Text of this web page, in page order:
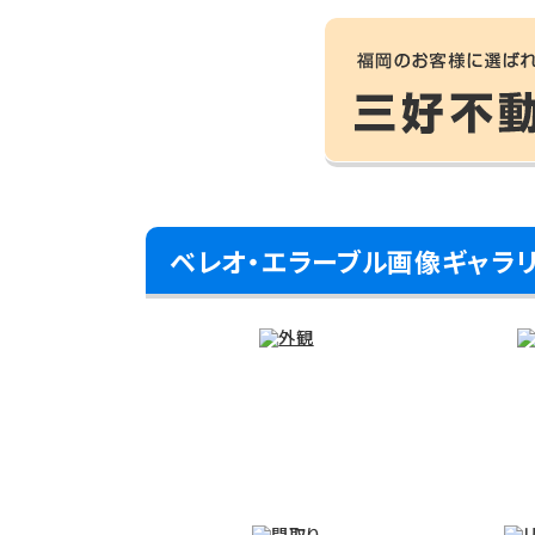
ベレオ・エラーブル画像ギャラ